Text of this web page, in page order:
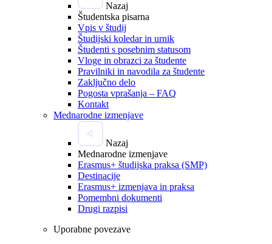
Nazaj
Študentska pisarna
Vpis v študij
Študijski koledar in urnik
Študenti s posebnim statusom
Vloge in obrazci za študente
Pravilniki in navodila za študente
Zaključno delo
Pogosta vprašanja – FAQ
Kontakt
Mednarodne izmenjave
Nazaj
Mednarodne izmenjave
Erasmus+ študijska praksa (SMP)
Destinacije
Erasmus+ izmenjava in praksa
Pomembni dokumenti
Drugi razpisi
Uporabne povezave